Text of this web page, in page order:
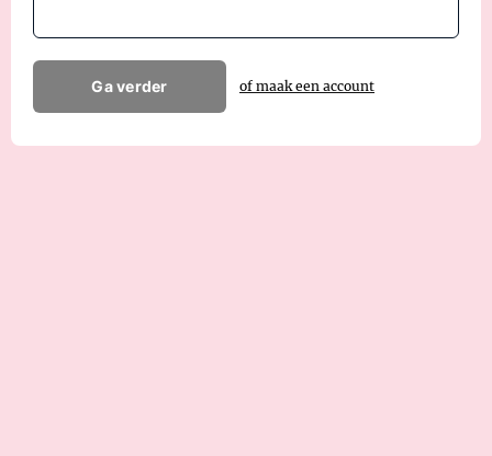
Ga verder of maak een account